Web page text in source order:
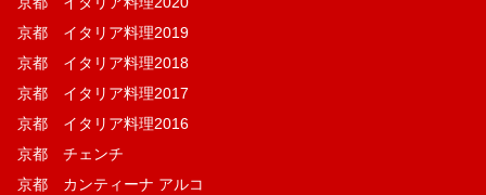
京都 イタリア料理2019
京都 イタリア料理2018
京都 イタリア料理2017
京都 イタリア料理2016
京都 チェンチ
京都 カンティーナ アルコ